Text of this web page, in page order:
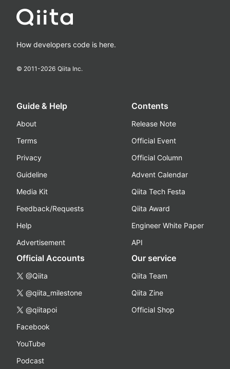
How developers code is here.
© 2011-2026 Qiita Inc.
Guide & Help
About
Terms
Privacy
Guideline
Media Kit
Feedback/Requests
Help
Advertisement
Contents
Release Note
Official Event
Official Column
Advent Calendar
Qiita Tech Festa
Qiita Award
Engineer White Paper
API
Official Accounts
@Qiita
@qiita_milestone
@qiitapoi
Facebook
YouTube
Podcast
Our service
Qiita Team
Qiita Zine
Official Shop